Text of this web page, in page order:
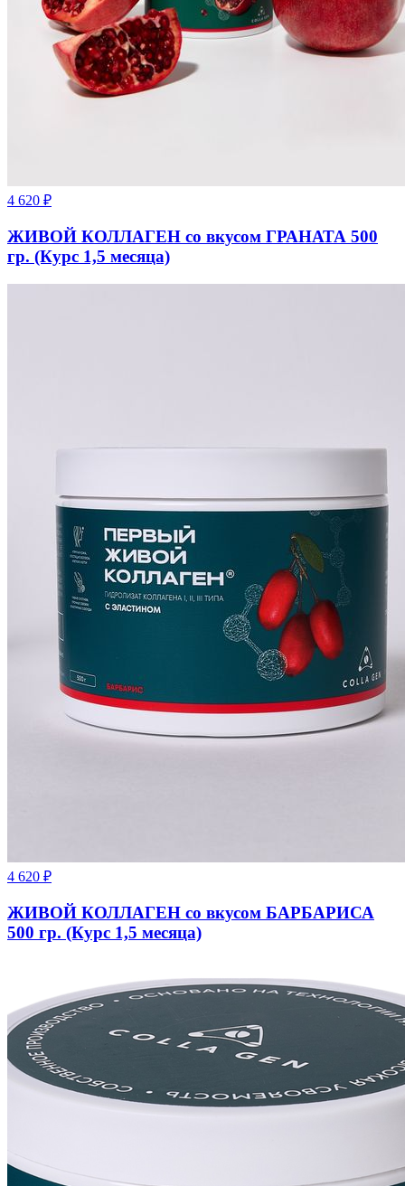
4 620 ₽
ЖИВОЙ КОЛЛАГЕН со вкусом ГРАНАТА 500
гр. (Курс 1,5 месяца)
4 620 ₽
ЖИВОЙ КОЛЛАГЕН со вкусом БАРБАРИСА
500 гр. (Курс 1,5 месяца)